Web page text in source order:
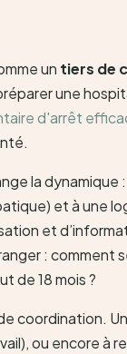
un tiers de
une
d'arrêt
la dynamique
et à une
et
: comment
de 18 mois ?
coordination.
ou encore à